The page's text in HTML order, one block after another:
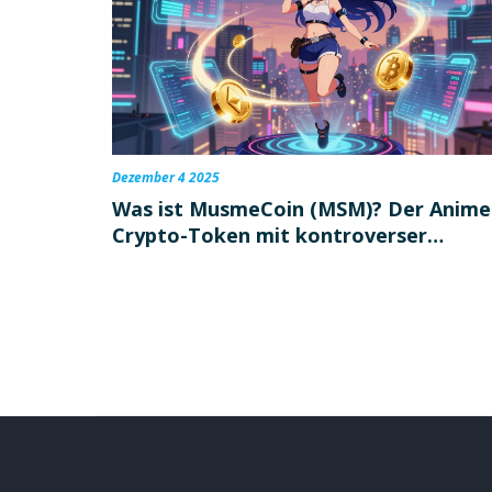
Dezember 4 2025
Was ist MusmeCoin (MSM)? Der
Crypto-Token mit kontroverser